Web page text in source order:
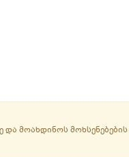
და მოახდინოს